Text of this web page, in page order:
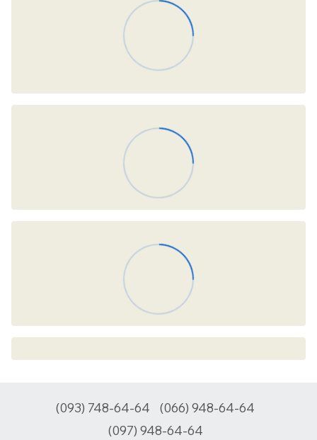
(093) 748-64-64
(066) 948-64-64
(097) 948-64-64